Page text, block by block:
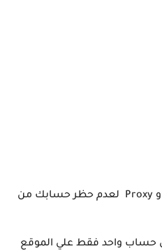
لا يمكنك استخدام VPN او Proxy لعدم حظر حسابك من
واحد فقط علي الموقع